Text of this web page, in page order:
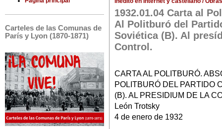
Carteles de las Comunas de
París y Lyon (1870-1871)
1932.01.04 Carta al
Al Politburó del
Soviética (B). Al
Control.
CARTA AL POLITBURÓ.
POLITBURÓ DEL PARTIDO
(B). AL PRESIDIUM DE LA
León Trotsky
4 de enero de 1932